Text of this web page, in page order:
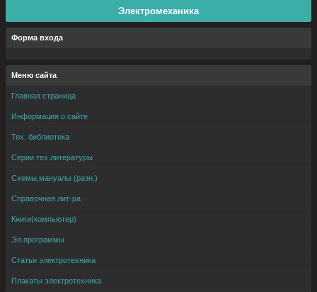
Электромеханика
Форма входа
Меню сайта
Главная страница
Информация о сайте
Тех. библиотека
Серии тех.литературы
Схемы,мануалы (разн.)
Справочная лит-ра
Книги(компьютер)
Эл.программы
Статьи электротехника
Плакаты электротехника